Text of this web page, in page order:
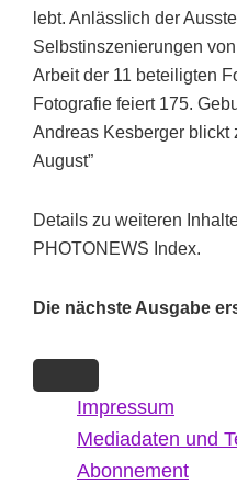
lebt. Anlässlich der
Selbstinszenierungen
Arbeit der 11 beteiligten
Fotografie feiert 175.
Andreas Kesberger blickt
August”
Details zu weiteren
PHOTONEWS Index.
Die nächste Ausgabe
Impressum
Mediadaten und
Abonnement